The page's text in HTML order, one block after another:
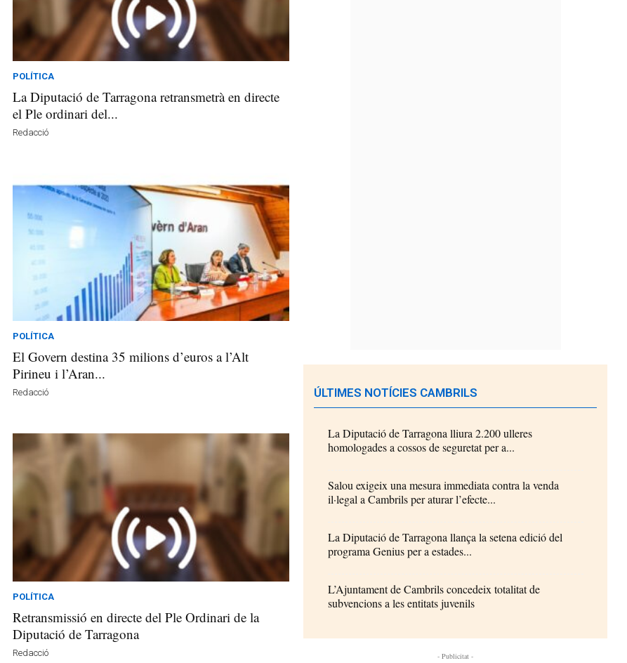
POLÍTICA
La Diputació de Tarragona retransmetrà en directe
el Ple ordinari del...
Redacció
POLÍTICA
El Govern destina 35 milions d’euros a l’Alt
Pirineu i l’Aran...
Redacció
POLÍTICA
Retransmissió en directe del Ple Ordinari de la
Diputació de Tarragona
Redacció
ÚLTIMES NOTÍCIES CAMBRILS
La Diputació de Tarragona lliura 2.200 ulleres
homologades a cossos de seguretat per a...
Salou exigeix una mesura immediata contra la venda
il·legal a Cambrils per aturar l’efecte...
La Diputació de Tarragona llança la setena edició del
programa Genius per a estades...
L’Ajuntament de Cambrils concedeix totalitat de
subvencions a les entitats juvenils
- Publicitat -